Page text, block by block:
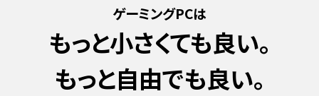
ゲーミングPCは
もっと小さくても良い。
もっと自由でも良い。